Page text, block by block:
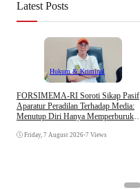
Latest Posts
Hukum & Kriminal
​FORSIMEMA-RI Soroti Sikap Pasif
Aparatur Peradilan Terhadap Media:
Menutup Diri Hanya Memperburuk
Friday, 7 August 2026•7 Views